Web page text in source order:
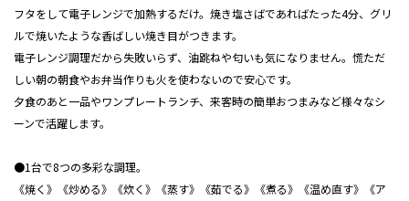
フタをして電子レンジで加熱するだけ。焼き塩さばであればたった4分、グリ
ルで焼いたような香ばしい焼き目がつきます。
電子レンジ調理だから失敗いらず、油跳ねや匂いも気になりません。慌ただ
しい朝の朝食やお弁当作りも火を使わないので安心です。
夕食のあと一品やワンプレートランチ、来客時の簡単おつまみなど様々なシ
ーンで活躍します。
●1台で8つの多彩な調理。
《焼く》《炒める》《炊く》《蒸す》《茹でる》《煮る》《温め直す》《ア